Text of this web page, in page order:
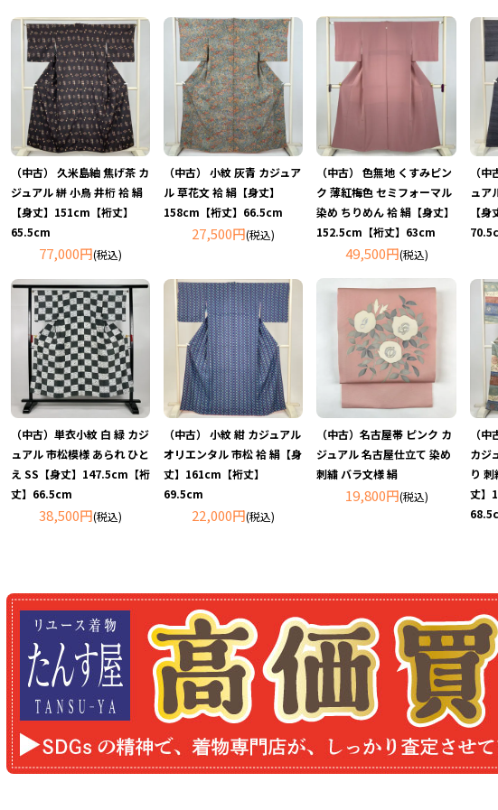
（中古） 久米島紬 焦げ茶 カ
ジュアル 絣 小鳥 井桁 袷 絹
【身丈】151cm【裄丈】
65.5cm
77,000円(税込)
（中古） 小紋 灰青 カジュア
ル 草花文 袷 絹【身丈】
158cm【裄丈】66.5cm
27,500円(税込)
（中古） 色無地 くすみピン
ク 薄紅梅色 セミフォーマル
染め ちりめん 袷 絹【身丈】
152.5cm【裄丈】63cm
49,500円(税込)
（
ュア
【
（中古）単衣小紋 白 緑 カジ
ュアル 市松模様 あられ ひと
え SS【身丈】147.5cm【裄
丈】66.5cm
38,500円(税込)
（中古） 小紋 紺 カジュアル
オリエンタル 市松 袷 絹【身
丈】161cm【裄丈】
69.5cm
22,000円(税込)
（中古）名古屋帯 ピンク カ
ジュアル 名古屋仕立て 染め
刺繍 バラ文様 絹
19,800円(税込)
（
カジ
り
丈】